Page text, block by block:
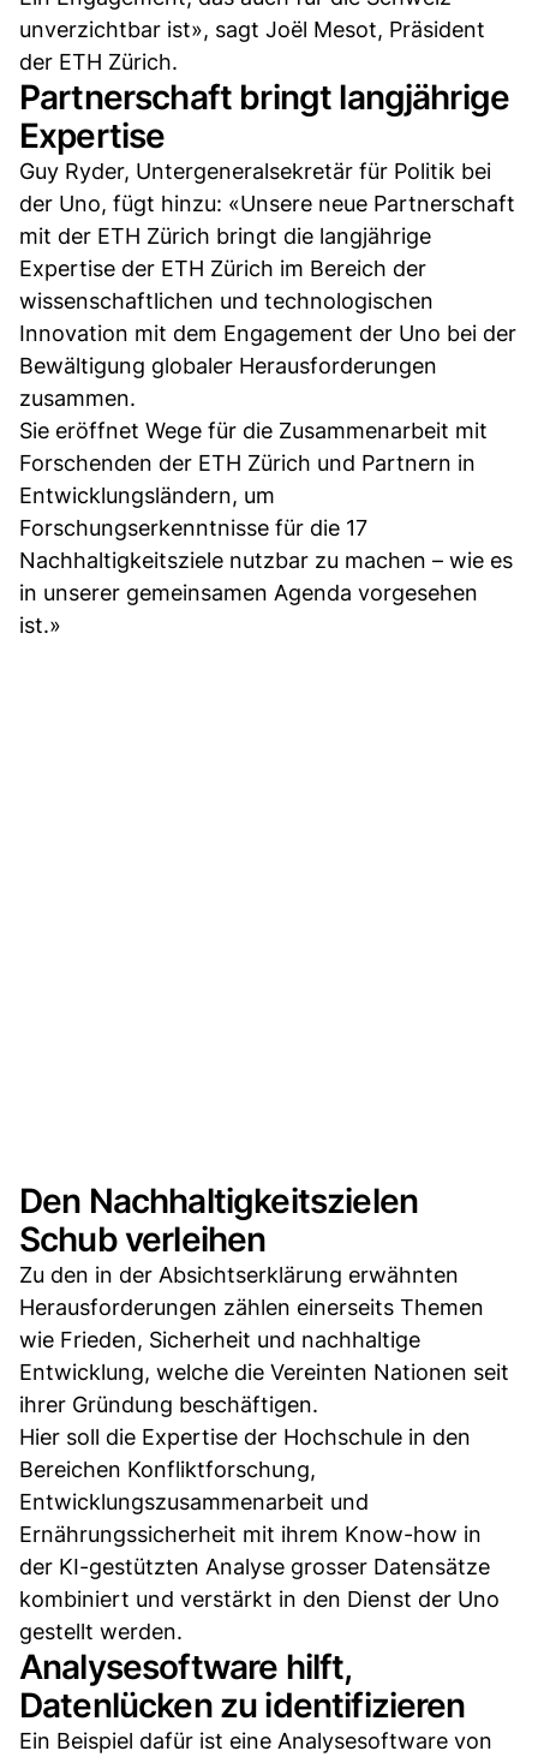
unverzichtbar ist», sagt Joël Mesot, Präsident
der ETH Zürich.
Partnerschaft bringt langjährige
Expertise
Guy Ryder, Untergeneralsekretär für Politik bei
der Uno, fügt hinzu: «Unsere neue Partnerschaft
mit der ETH Zürich bringt die langjährige
Expertise der ETH Zürich im Bereich der
wissenschaftlichen und technologischen
Innovation mit dem Engagement der Uno bei der
Bewältigung globaler Herausforderungen
zusammen.
Sie eröffnet Wege für die Zusammenarbeit mit
Forschenden der ETH Zürich und Partnern in
Entwicklungsländern, um
Forschungserkenntnisse für die 17
Nachhaltigkeitsziele nutzbar zu machen – wie es
in unserer gemeinsamen Agenda vorgesehen
ist.»
Den Nachhaltigkeitszielen
Schub verleihen
Zu den in der Absichtserklärung erwähnten
Herausforderungen zählen einerseits Themen
wie Frieden, Sicherheit und nachhaltige
Entwicklung, welche die Vereinten Nationen seit
ihrer Gründung beschäftigen.
Hier soll die Expertise der Hochschule in den
Bereichen Konfliktforschung,
Entwicklungszusammenarbeit und
Ernährungssicherheit mit ihrem Know-how in
der KI-gestützten Analyse grosser Datensätze
kombiniert und verstärkt in den Dienst der Uno
gestellt werden.
Analysesoftware hilft,
Datenlücken zu identifizieren
Ein Beispiel dafür ist eine Analysesoftware von